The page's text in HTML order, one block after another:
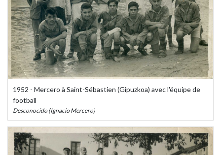
1952 - Mercero à Saint-Sébastien (Gipuzkoa) avec l'équipe de
football
Desconocido (Ignacio Mercero)